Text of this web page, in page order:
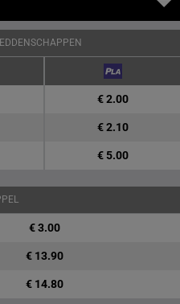
€ 2.00
€ 2.10
€ 5.00
€ 3.00
€ 13.90
€ 14.80